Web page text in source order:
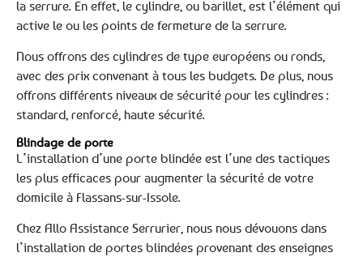
la serrure. En effet, le cylindre, ou barillet, est l’élément qui
active le ou les points de fermeture de la serrure.
Nous offrons des cylindres de type européens ou ronds,
avec des prix convenant à tous les budgets. De plus, nous
offrons différents niveaux de sécurité pour les cylindres :
standard, renforcé, haute sécurité.
Blindage de porte
L’installation d’une porte blindée est l’une des tactiques
les plus efficaces pour augmenter la sécurité de votre
domicile à Flassans-sur-Issole.
Chez Allo Assistance Serrurier, nous nous dévouons dans
l’installation de portes blindées provenant des enseignes